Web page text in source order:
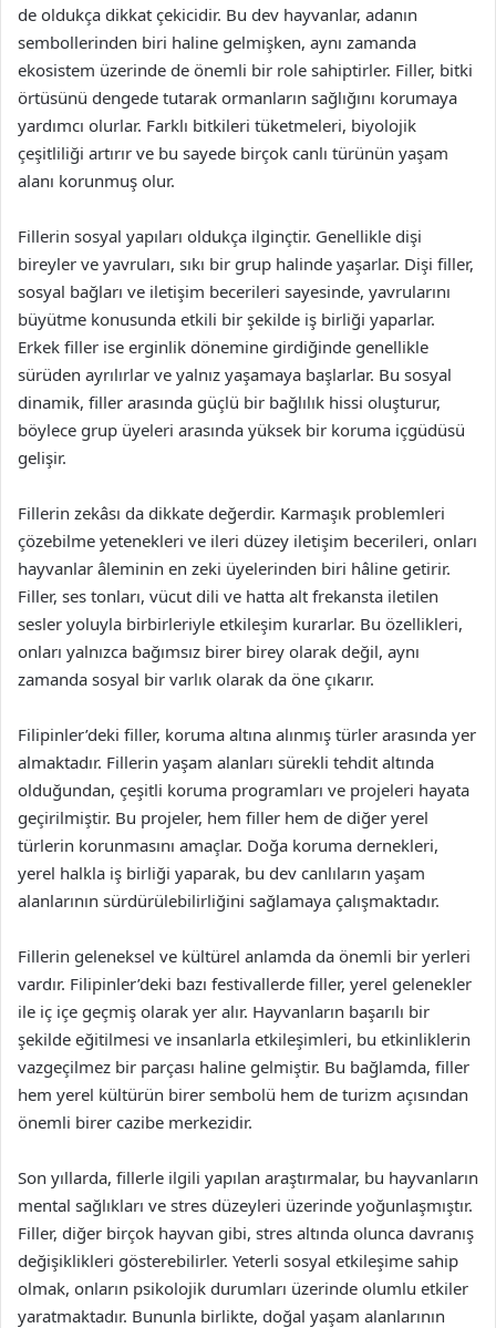
de oldukça dikkat çekicidir. Bu dev hayvanlar, adanın
sembollerinden biri haline gelmişken, aynı zamanda
ekosistem üzerinde de önemli bir role sahiptirler. Filler, bitki
örtüsünü dengede tutarak ormanların sağlığını korumaya
yardımcı olurlar. Farklı bitkileri tüketmeleri, biyolojik
çeşitliliği artırır ve bu sayede birçok canlı türünün yaşam
alanı korunmuş olur.
Fillerin sosyal yapıları oldukça ilginçtir. Genellikle dişi
bireyler ve yavruları, sıkı bir grup halinde yaşarlar. Dişi filler,
sosyal bağları ve iletişim becerileri sayesinde, yavrularını
büyütme konusunda etkili bir şekilde iş birliği yaparlar.
Erkek filler ise erginlik dönemine girdiğinde genellikle
sürüden ayrılırlar ve yalnız yaşamaya başlarlar. Bu sosyal
dinamik, filler arasında güçlü bir bağlılık hissi oluşturur,
böylece grup üyeleri arasında yüksek bir koruma içgüdüsü
gelişir.
Fillerin zekâsı da dikkate değerdir. Karmaşık problemleri
çözebilme yetenekleri ve ileri düzey iletişim becerileri, onları
hayvanlar âleminin en zeki üyelerinden biri hâline getirir.
Filler, ses tonları, vücut dili ve hatta alt frekansta iletilen
sesler yoluyla birbirleriyle etkileşim kurarlar. Bu özellikleri,
onları yalnızca bağımsız birer birey olarak değil, aynı
zamanda sosyal bir varlık olarak da öne çıkarır.
Filipinler’deki filler, koruma altına alınmış türler arasında yer
almaktadır. Fillerin yaşam alanları sürekli tehdit altında
olduğundan, çeşitli koruma programları ve projeleri hayata
geçirilmiştir. Bu projeler, hem filler hem de diğer yerel
türlerin korunmasını amaçlar. Doğa koruma dernekleri,
yerel halkla iş birliği yaparak, bu dev canlıların yaşam
alanlarının sürdürülebilirliğini sağlamaya çalışmaktadır.
Fillerin geleneksel ve kültürel anlamda da önemli bir yerleri
vardır. Filipinler’deki bazı festivallerde filler, yerel gelenekler
ile iç içe geçmiş olarak yer alır. Hayvanların başarılı bir
şekilde eğitilmesi ve insanlarla etkileşimleri, bu etkinliklerin
vazgeçilmez bir parçası haline gelmiştir. Bu bağlamda, filler
hem yerel kültürün birer sembolü hem de turizm açısından
önemli birer cazibe merkezidir.
Son yıllarda, fillerle ilgili yapılan araştırmalar, bu hayvanların
mental sağlıkları ve stres düzeyleri üzerinde yoğunlaşmıştır.
Filler, diğer birçok hayvan gibi, stres altında olunca davranış
değişiklikleri gösterebilirler. Yeterli sosyal etkileşime sahip
olmak, onların psikolojik durumları üzerinde olumlu etkiler
yaratmaktadır. Bununla birlikte, doğal yaşam alanlarının